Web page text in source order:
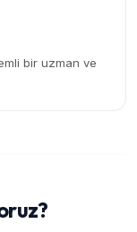
bir uzman ve